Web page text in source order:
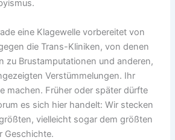
eine Klagewelle vorbereitet von
die Trans-Kliniken, von denen
zu Brustamputationen und anderen,
Verstümmelungen. Ihr
machen. Früher oder später dürfte
es sich hier handelt: Wir stecken
vielleicht sogar dem größten
Geschichte.